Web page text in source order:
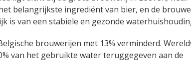
belangrijkste ingrediënt van bier, en de
is van een stabiele en gezonde
brouwerijen met 13% verminderd.
van het gebruikte water teruggegeven aan de